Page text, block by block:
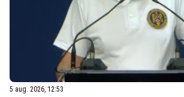
5 aug. 2026, 12:53